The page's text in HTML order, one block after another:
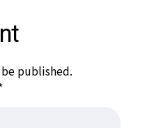
published.